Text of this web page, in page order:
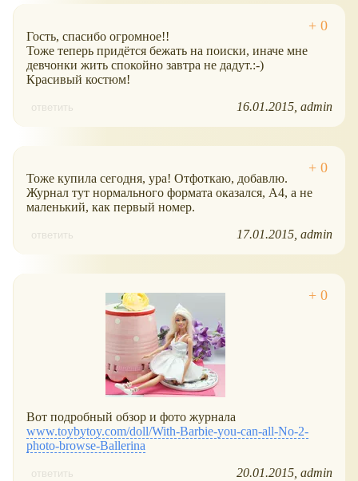
Гость, спасибо огромное!!
Тоже теперь придётся бежать на поиски, иначе мне
девчонки жить спокойно завтра не дадут.:-)
Красивый костюм!
ответить 16.01.2015 admin
Тоже купила сегодня, ура! Отфоткаю, добавлю.
Журнал тут нормального формата оказался, А4, а не
маленький, как первый номер.
ответить 17.01.2015 admin
Вот подробный обзор и фото журнала
www.toybytoy.com/doll/With-Barbie-you-can-all-No-2-
photo-browse-Ballerina
ответить 20.01.2015 admin